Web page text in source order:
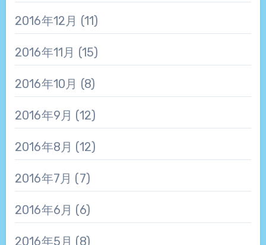
2016年12月 (11)
2016年11月 (15)
2016年10月 (8)
2016年9月 (12)
2016年8月 (12)
2016年7月 (7)
2016年6月 (6)
2016年5月 (8)